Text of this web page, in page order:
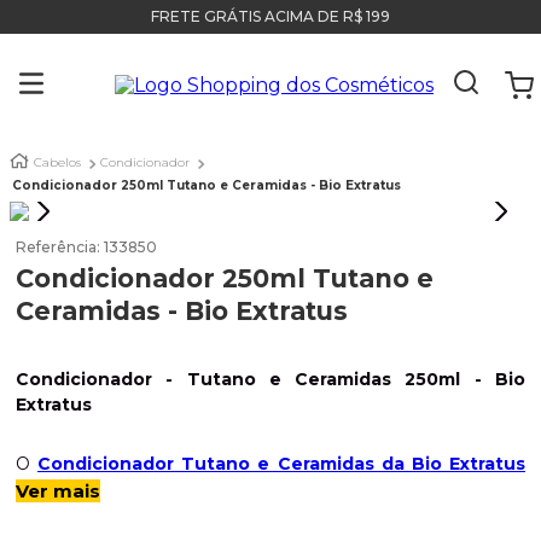
FRETE GRÁTIS ACIMA DE R$ 199
Cabelos
Condicionador
Condicionador 250ml Tutano e Ceramidas - Bio Extratus
Referência: 133850
Condicionador 250ml Tutano e
Ceramidas - Bio Extratus
Condicionador - Tutano e Ceramidas 250ml - Bio
Extratus
O Condicionador Tutano e Ceramidas da Bio Extratus
tem como seu principal princípio ativo, o óleo de Tutano,
Ver mais